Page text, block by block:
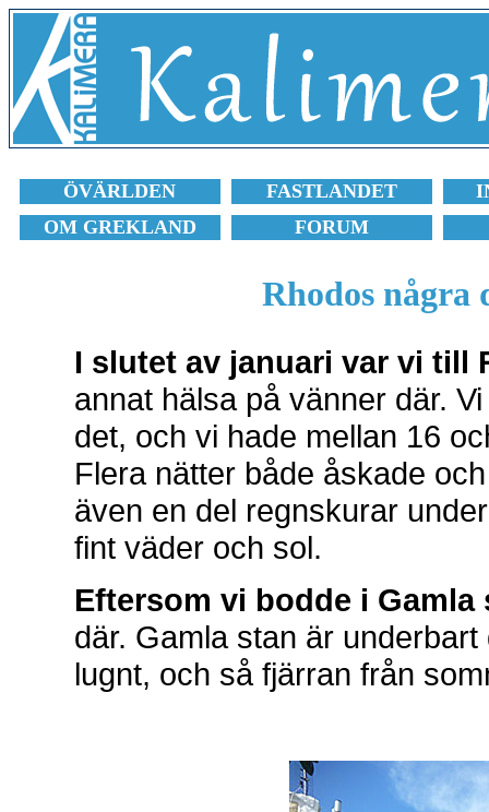
ÖVÄRLDEN FASTLANDET
OM GREKLAND
FORUM
Rhodos några
I slutet av januari var vi till
annat hälsa på vänner där.
det, och vi hade mellan 16
Flera nätter både åskade
även en del regnskurar
fint väder och sol.
Eftersom vi bodde i Gamla
där. Gamla stan är
lugnt, och så fjärran från